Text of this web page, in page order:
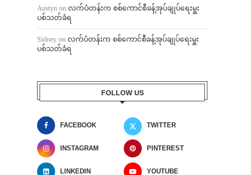
Austyn on လက်ပံတန်းက စစ်ကောင်စီခန့်အုပ်ချုပ်ရေးမှူး
ပစ်သတ်ခံရ
Sidney on လက်ပံတန်းက စစ်ကောင်စီခန့်အုပ်ချုပ်ရေးမှူး
ပစ်သတ်ခံရ
FOLLOW US
FACEBOOK TWITTER
INSTAGRAM PINTEREST
LINKEDIN YOUTUBE